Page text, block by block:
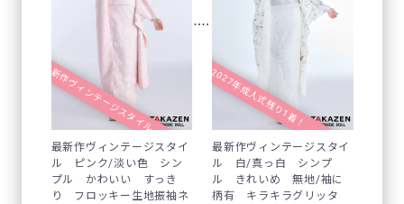
最新作ヴィンテージスタイル
最新作ヴィンテージスタイ
ル ピンク/淡い色 シン
プル かわいい すっき
り フロッキー生地振袖ネ
2027年成人式残り1着！
最新作ヴィンテージスタイ
ル 白/真っ白 シンプ
ル きれいめ 無地/袖に
柄有 キラキラグリッタ